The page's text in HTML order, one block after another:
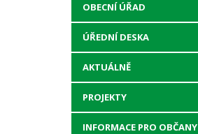
OBECNÍ ÚŘAD
ÚŘEDNÍ DESKA
AKTUÁLNĚ
PROJEKTY
INFORMACE PRO OBČANY